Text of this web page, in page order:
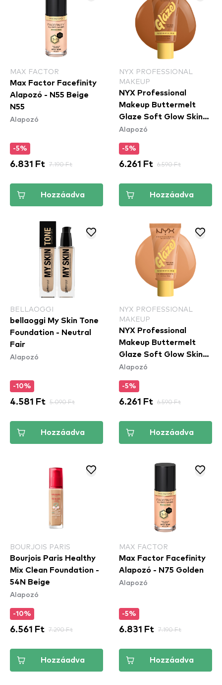
MAX FACTOR
Max Factor Facefinity
Alapozó - N55 Beige
N55
Alapozó
-5%
6.831 Ft 7.190 Ft
Hozzáadva
NYX PROFESSIONAL
MAKEUP
NYX Professional
Makeup Buttermelt
Glaze Soft Glow Skin
Tint SPF30 - Chai
Alapozó
-5%
6.261 Ft 6.590 Ft
Hozzáadva
BELLAOGGI
bellaoggi My Skin Tone
Foundation - Neutral
Fair
Alapozó
-10%
4.581 Ft 5.090 Ft
Hozzáadva
NYX PROFESSIONAL
MAKEUP
NYX Professional
Makeup Buttermelt
Glaze Soft Glow Skin
Tint SPF30 - Vanilla
Alapozó
-5%
6.261 Ft 6.590 Ft
Hozzáadva
BOURJOIS PARIS
Bourjois Paris Healthy
Mix Clean Foundation -
54N Beige
Alapozó
-10%
6.561 Ft 7.290 Ft
Hozzáadva
MAX FACTOR
Max Factor Facefinity
Alapozó - N75 Golden
Alapozó
-5%
6.831 Ft 7.190 Ft
Hozzáadva